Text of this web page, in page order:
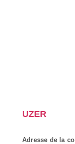
UZER
Adresse de la